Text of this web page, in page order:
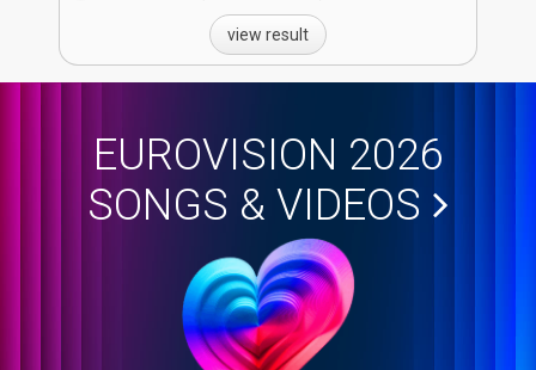
view result
EUROVISION 2026
SONGS & VIDEOS